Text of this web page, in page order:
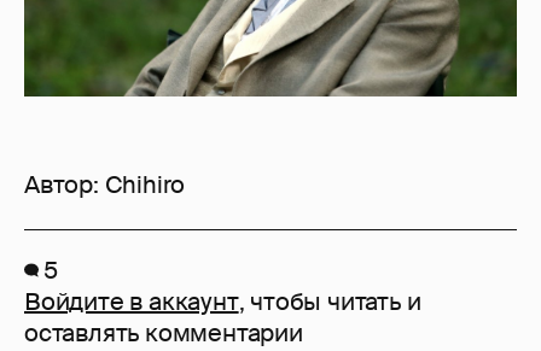
Автор: Chihiro
5
Войдите в аккаунт, чтобы читать и
оставлять комментарии